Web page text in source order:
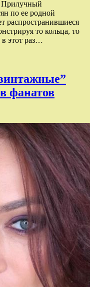
Прилучный
по ее родной
распространившиеся
то кольца, то
в этот раз…
фанатов